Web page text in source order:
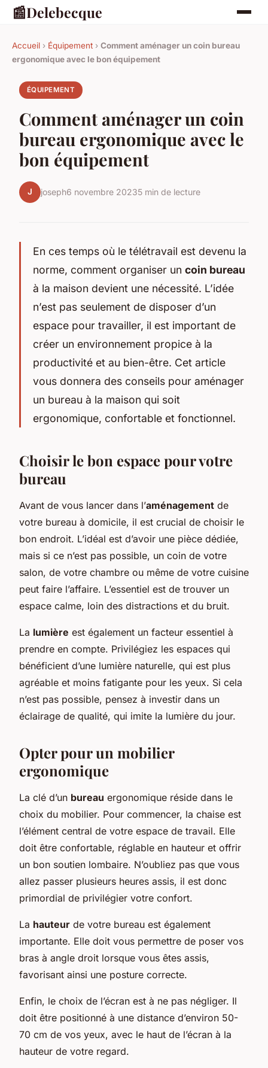
📰Delebecque
Accueil › Équipement › Comment aménager un coin bureau
ergonomique avec le bon équipement
ÉQUIPEMENT
Comment aménager un coin
bureau ergonomique avec le
bon équipement
J joseph6 novembre 20235 min de lecture
En ces temps où le télétravail est devenu la
norme, comment organiser un coin bureau
à la maison devient une nécessité. L’idée
n’est pas seulement de disposer d’un
espace pour travailler, il est important de
créer un environnement propice à la
productivité et au bien-être. Cet article
vous donnera des conseils pour aménager
un bureau à la maison qui soit
ergonomique, confortable et fonctionnel.
Choisir le bon espace pour votre
bureau
Avant de vous lancer dans l’aménagement de
votre bureau à domicile, il est crucial de choisir le
bon endroit. L’idéal est d’avoir une pièce dédiée,
mais si ce n’est pas possible, un coin de votre
salon, de votre chambre ou même de votre cuisine
peut faire l’affaire. L’essentiel est de trouver un
espace calme, loin des distractions et du bruit.
La lumière est également un facteur essentiel à
prendre en compte. Privilégiez les espaces qui
bénéficient d’une lumière naturelle, qui est plus
agréable et moins fatigante pour les yeux. Si cela
n’est pas possible, pensez à investir dans un
éclairage de qualité, qui imite la lumière du jour.
Opter pour un mobilier
ergonomique
La clé d’un bureau ergonomique réside dans le
choix du mobilier. Pour commencer, la chaise est
l’élément central de votre espace de travail. Elle
doit être confortable, réglable en hauteur et offrir
un bon soutien lombaire. N’oubliez pas que vous
allez passer plusieurs heures assis, il est donc
primordial de privilégier votre confort.
La hauteur de votre bureau est également
importante. Elle doit vous permettre de poser vos
bras à angle droit lorsque vous êtes assis,
favorisant ainsi une posture correcte.
Enfin, le choix de l’écran est à ne pas négliger. Il
doit être positionné à une distance d’environ 50-
70 cm de vos yeux, avec le haut de l’écran à la
hauteur de votre regard.